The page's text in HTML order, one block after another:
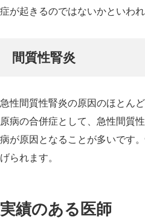
症が起きるのではないかといわれ
間質性腎炎
急性間質性腎炎の原因のほとん
原病の合併症として、急性間質
病が原因となることが多いです
げられます。
実績のある医師